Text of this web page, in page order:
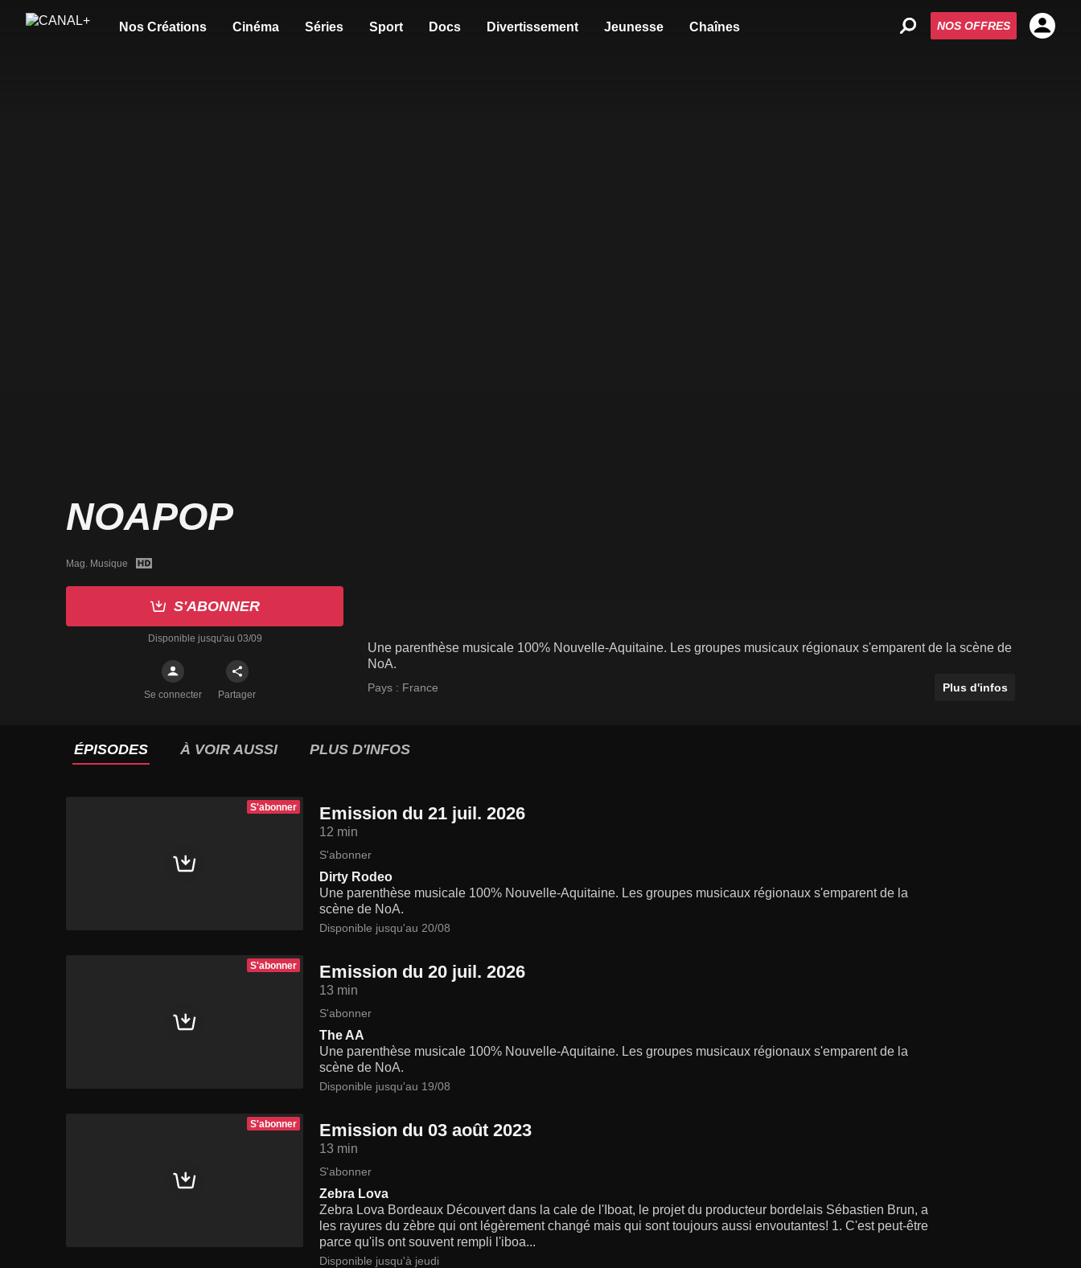
Nos Créations Cinéma Séries Sport Docs Divertissement Jeunesse Chaînes NOS OFFRES
NOAPOP
Mag. Musique
S'ABONNER
Disponible jusqu'au 03/09
Se connecter Partager
Une parenthèse musicale 100% Nouvelle-Aquitaine. Les groupes musicaux régionaux s'emparent de la scène de
NoA.
Pays : France Plus d'infos
ÉPISODES À VOIR AUSSI PLUS D'INFOS
S'abonner Emission du 21 juil. 2026
12 min
S'abonner
Dirty Rodeo
Une parenthèse musicale 100% Nouvelle-Aquitaine. Les groupes musicaux régionaux s'emparent de la
scène de NoA.
Disponible jusqu'au 20/08
S'abonner Emission du 20 juil. 2026
13 min
S'abonner
The AA
Une parenthèse musicale 100% Nouvelle-Aquitaine. Les groupes musicaux régionaux s'emparent de la
scène de NoA.
Disponible jusqu'au 19/08
S'abonner Emission du 03 août 2023
13 min
S'abonner
Zebra Lova
Zebra Lova Bordeaux Découvert dans la cale de l'Iboat, le projet du producteur bordelais Sébastien Brun, a
les rayures du zèbre qui ont légèrement changé mais qui sont toujours aussi envoutantes! 1. C'est peut-être
parce qu'ils ont souvent rempli l'iboa...
Disponible jusqu'à jeudi